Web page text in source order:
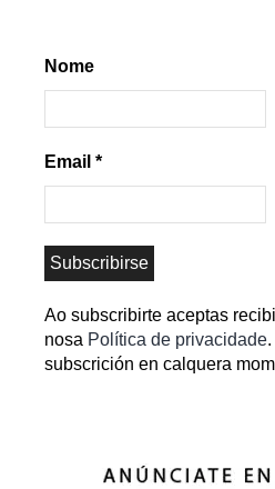
Nome
Email *
Ao subscribirte aceptas
nosa Política de privacidade
subscrición en calquera